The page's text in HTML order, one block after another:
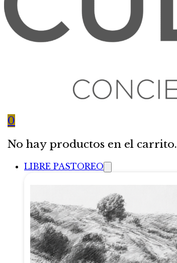
0
No hay productos en el carrito.
LIBRE PASTOREO